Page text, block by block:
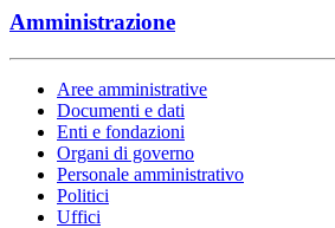
Amministrazione
Aree amministrative
Documenti e dati
Enti e fondazioni
Organi di governo
Personale amministrativo
Politici
Uffici